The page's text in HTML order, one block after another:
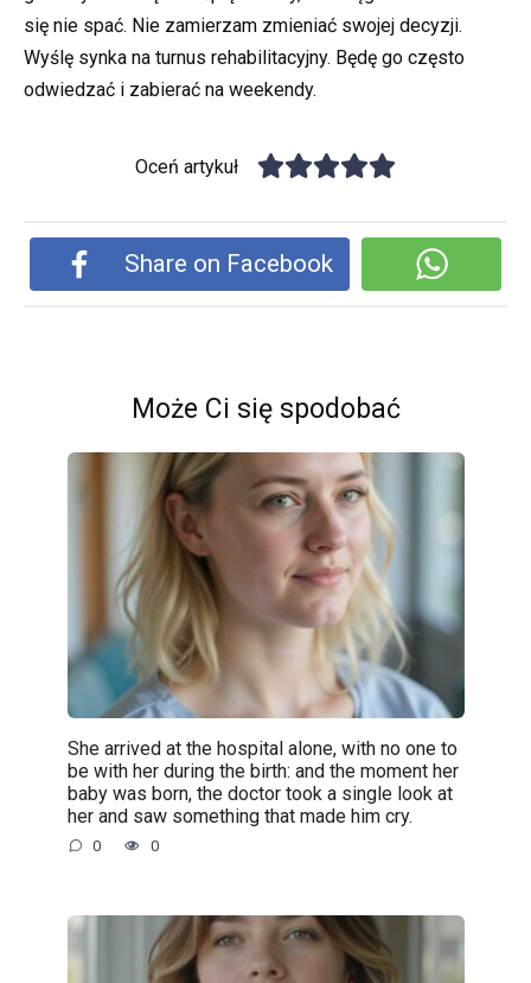
się nie spać. Nie zamierzam zmieniać swojej decyzji.
Wyślę synka na turnus rehabilitacyjny. Będę go często
odwiedzać i zabierać na weekendy.
Oceń artykuł
Share on Facebook
Może Ci się spodobać
She arrived at the hospital alone, with no one to
be with her during the birth: and the moment her
baby was born, the doctor took a single look at
her and saw something that made him cry.
0 0